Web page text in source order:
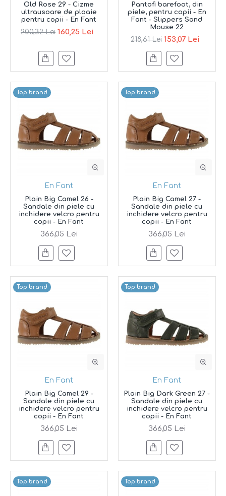
Old Rose 29 - Cizme
ultrausoare de ploaie
pentru copii - En Fant
200,32 Lei 160,25 Lei
Pantofi barefoot, din
piele, pentru copii - En
Fant - Slippers Sand
Mouse 22
218,61 Lei 153,07 Lei
Top brand
En Fant
Plain Big Camel 26 -
Sandale din piele cu
inchidere velcro pentru
copii - En Fant
366,05 Lei
Top brand
En Fant
Plain Big Camel 27 -
Sandale din piele cu
inchidere velcro pentru
copii - En Fant
366,05 Lei
Top brand
En Fant
Plain Big Camel 29 -
Sandale din piele cu
inchidere velcro pentru
copii - En Fant
366,05 Lei
Top brand
En Fant
Plain Big Dark Green 27 -
Sandale din piele cu
inchidere velcro pentru
copii - En Fant
366,05 Lei
Top brand Top brand